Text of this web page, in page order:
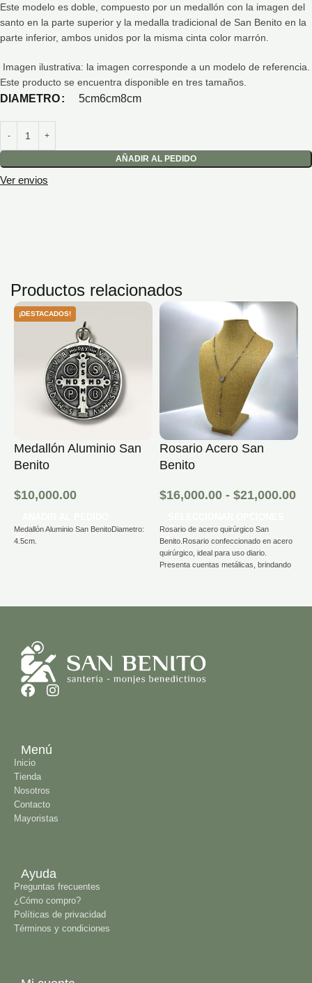
Este modelo es doble, compuesto por un medallón con la imagen del
santo en la parte superior y la medalla tradicional de San Benito en la
parte inferior, ambos unidos por la misma cinta color marrón.
Imagen ilustrativa: la imagen corresponde a un modelo de referencia.
Este producto se encuentra disponible en tres tamaños.
DIAMETRO 5cm6cm8cm
AÑADIR AL PEDIDO
Ver envios
Productos relacionados
¡DESTACADOS!
Medallón Aluminio San
Benito
$10,000.00
Medallón Aluminio San BenitoDiametro:
4.5cm.
Rosario Acero San
Benito
$16,000.00 - $21,000.00
Rosario de acero quirúrgico San
Benito.Rosario confeccionado en acero
quirúrgico, ideal para uso diario.
Presenta cuentas metálicas, brindando
Perfecto para quienes buscan un
rosario con excelente calidad y mayor
resistencia al desgaste.
Menú
Inicio
Tienda
Nosotros
Contacto
Mayoristas
Ayuda
Preguntas frecuentes
¿Cómo compro?
Políticas de privacidad
Términos y condiciones